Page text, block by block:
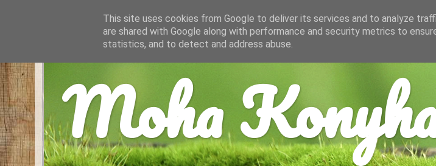
Moha
This site uses cookies from Google to deliver its services and to analyze
are shared with Google along with performance and security metrics to
statistics, and to detect and address abuse.